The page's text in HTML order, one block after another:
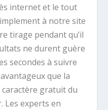
internet et le tout
à notre site
tirage pendant qu’il
ne durent guère
secondes à suivre
que la
caractère gratuit du
Les experts en